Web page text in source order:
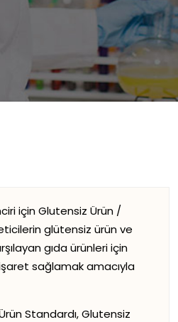
için Glutensiz Ürün /
glütensiz ürün ve
gıda ürünleri için
sağlamak amacıyla
Standardı, Glutensiz